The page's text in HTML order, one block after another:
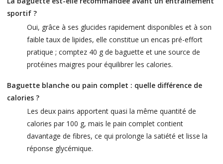
sportif ?
Oui, grâce à ses glucides rapidement disponibles et à son
faible taux de lipides, elle constitue un encas pré-effort
pratique ; comptez 40 g de baguette et une source de
protéines maigres pour équilibrer les calories.
Baguette blanche ou pain complet : quelle différence de
calories ?
Les deux pains apportent quasi la même quantité de
calories par 100 g, mais le pain complet contient
davantage de fibres, ce qui prolonge la satiété et lisse la
réponse glycémique.